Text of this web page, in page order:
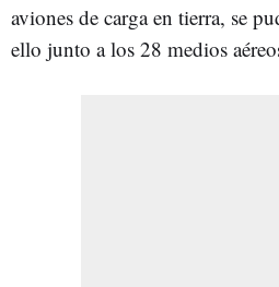
aviones de carga en tierra, se
ello junto a los 28 medios